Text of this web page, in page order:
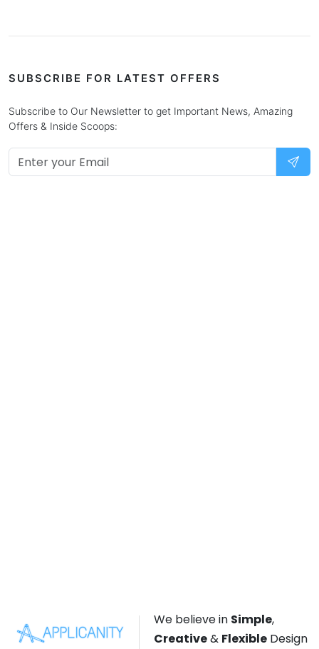
SUBSCRIBE FOR LATEST OFFERS
Subscribe to Our Newsletter to get Important News, Amazing
Offers & Inside Scoops:
We believe in Simple,
Creative& Flexible Design